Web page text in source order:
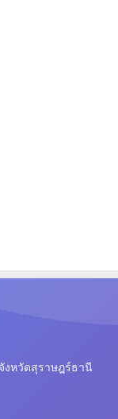
งหวัดสุราษฎร์ธานี